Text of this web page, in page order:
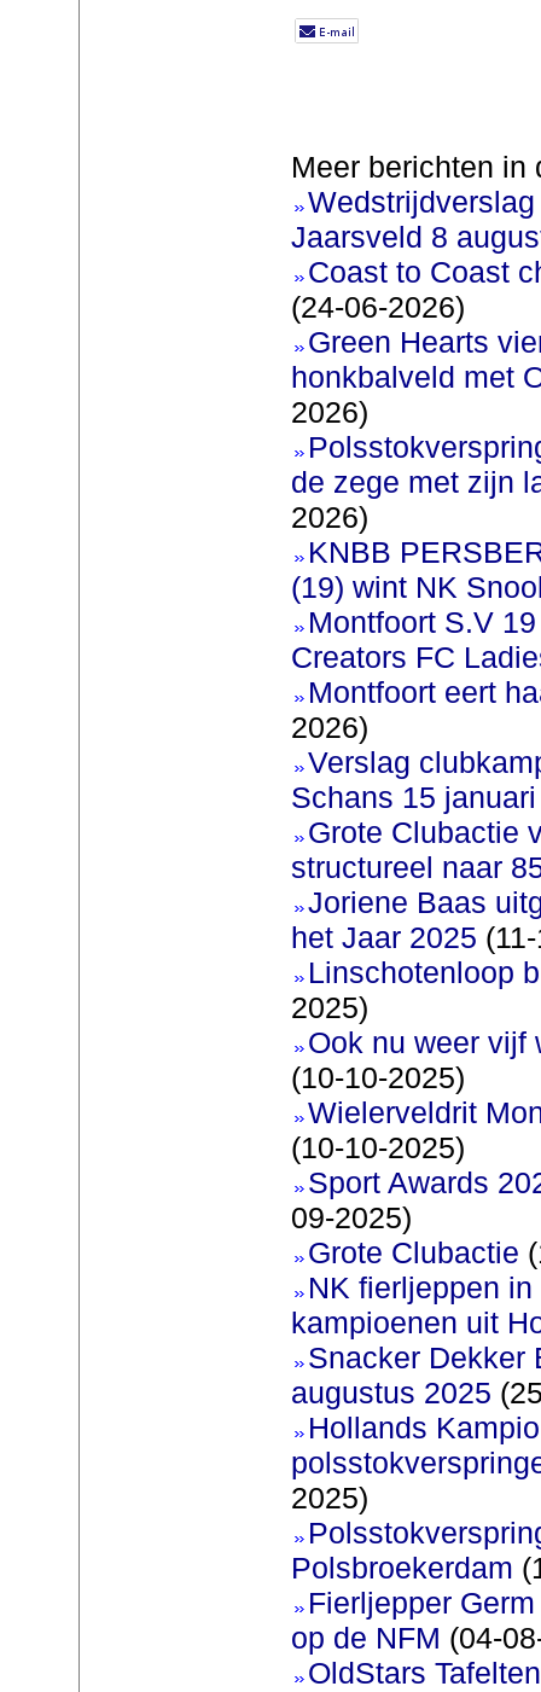
Meer berichten in
Jaarsveld 8
Coast to Coast
(24-06-2026)
Green Hearts
honkbalveld met
2026)
de zege met zijn
2026)
KNBB
(19) wint NK
Montfoort S.V
Creators FC
Montfoort eert
2026)
Verslag
Schans 15 januari
Grote Clubactie
structureel naar
Joriene Baas
het Jaar 2025
Linschotenloop
2025)
Ook nu weer vijf
(10-10-2025)
Wielerveldrit
(10-10-2025)
Sport Awards
09-2025)
Grote Clubactie
NK fierljeppen
kampioenen uit
Snacker Dekker
augustus 2025
Hollands
2025)
Polsbroekerdam
Fierljepper
op de NFM (04-
OldStars